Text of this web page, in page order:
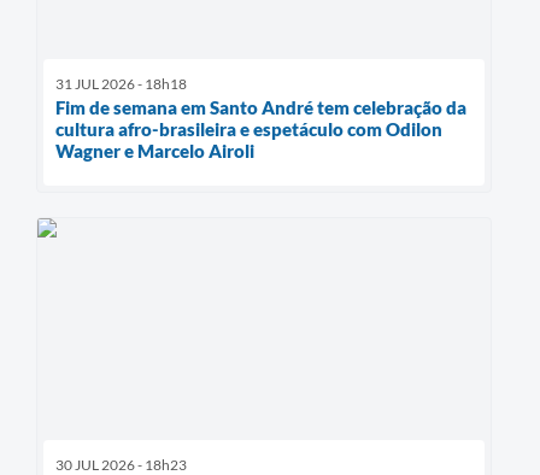
31 JUL 2026 - 18h18
Fim de semana em Santo André tem celebração da
cultura afro-brasileira e espetáculo com Odilon
Wagner e Marcelo Airoli
30 JUL 2026 - 18h23